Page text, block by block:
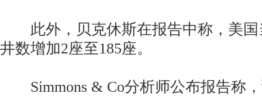
此外，贝克休斯在报告中称，美国
井数增加2座至185座。
Simmons & Co分析师公布报告称，